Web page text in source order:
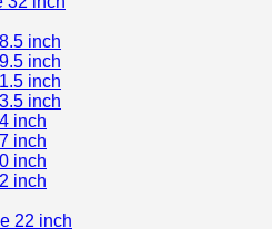
inch
inch
inch
inch
inch
inch
inch
inch
22 inch